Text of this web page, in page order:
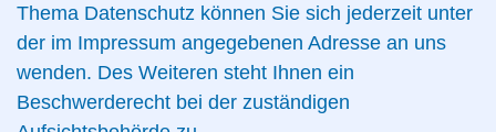
Thema Datenschutz können Sie sich jederzeit unter
der im Impressum angegebenen Adresse an uns
wenden. Des Weiteren steht Ihnen ein
Beschwerderecht bei der zuständigen